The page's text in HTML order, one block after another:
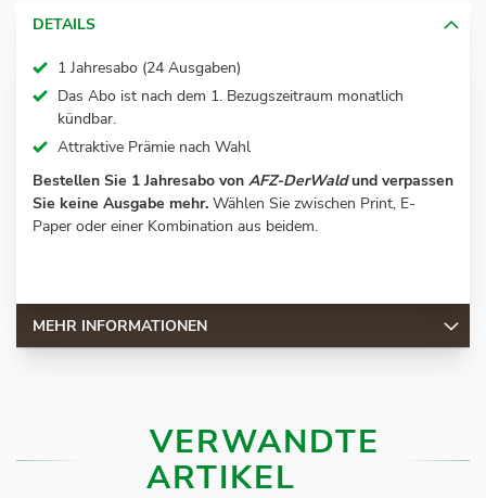
DETAILS
1 Jahresabo (24 Ausgaben)
Das Abo ist nach dem 1. Bezugszeitraum monatlich
kündbar.
Attraktive Prämie nach Wahl
Bestellen Sie 1 Jahresabo von AFZ-DerWaldund verpassen
Sie keine Ausgabe mehr. Wählen Sie zwischen Print, E-
Paper oder einer Kombination aus beidem.
MEHR INFORMATIONEN
VERWANDTE
ARTIKEL